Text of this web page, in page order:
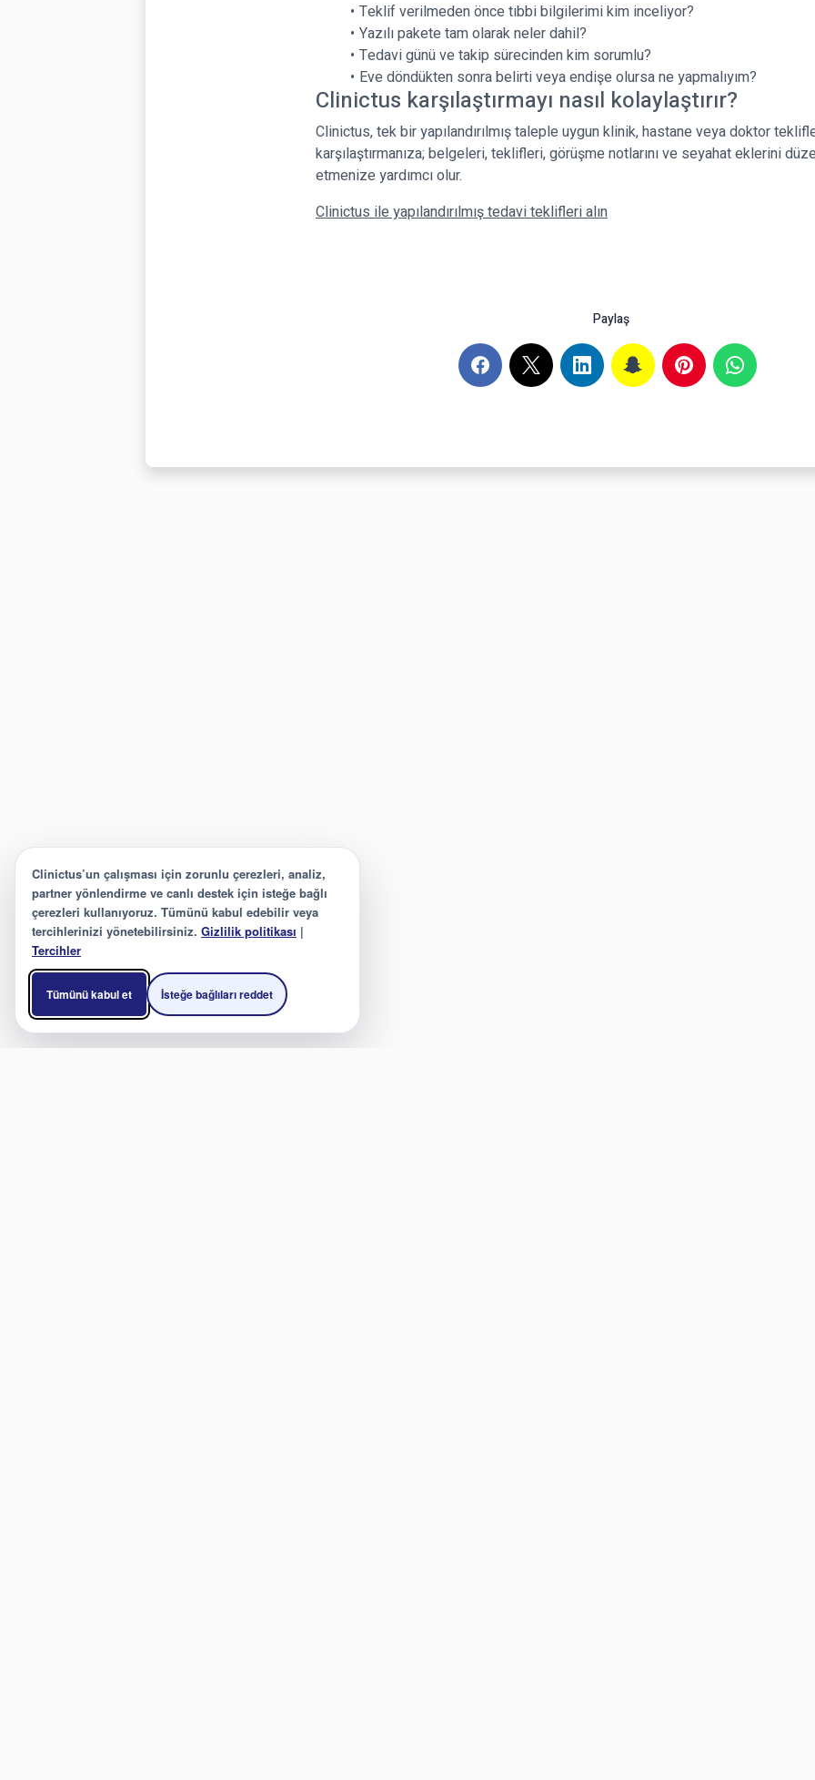
Clinictus’un çalışması için zorunlu çerezleri, analiz,
partner yönlendirme ve canlı destek için isteğe bağlı
çerezleri kullanıyoruz. Tümünü kabul edebilir veya
tercihlerinizi yönetebilirsiniz. Gizlilik politikası |
Tercihler
Tümünü kabul et İsteğe bağlıları reddet
Teklif verilmeden önce tıbbi bilgilerimi kim inceliyor?
Yazılı pakete tam olarak neler dahil?
Tedavi günü ve takip sürecinden kim sorumlu?
Eve döndükten sonra belirti veya endişe olursa ne yapmalıyım?
Clinictus karşılaştırmayı nasıl kolaylaştırır?
Clinictus, tek bir yapılandırılmış taleple uygun klinik, hastane veya doktor
karşılaştırmanıza; belgeleri, teklifleri, görüşme notlarını ve seyahat eklerini
etmenize yardımcı olur.
Clinictus ile yapılandırılmış tedavi teklifleri alın
Paylaş